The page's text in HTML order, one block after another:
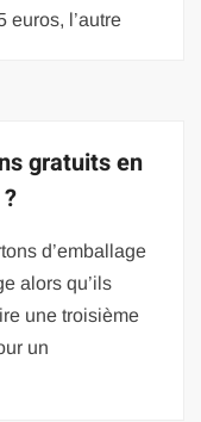
euros, l’autre
gratuits en
d’emballage
alors qu’ils
une troisième
un